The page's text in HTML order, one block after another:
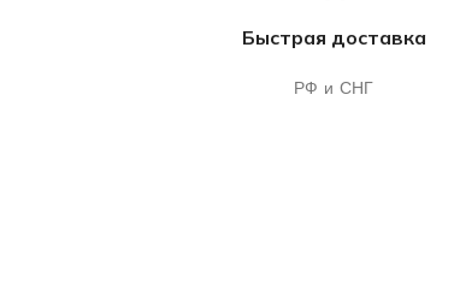
Быстрая доставка
РФ и СНГ